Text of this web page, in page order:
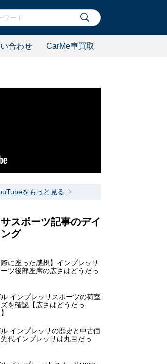
合わせ CarMe車買取
をもっと見る
スポーツ記事のデイ
グ
際に座った感想】インプレッサ
ーツ後部座席の広さはどうだっ
ル インプレッサスポーツの荷室
を確認【広さはどうだっ
ル インプレッサの歴史と中古価
代インプレッサは丸目だっ